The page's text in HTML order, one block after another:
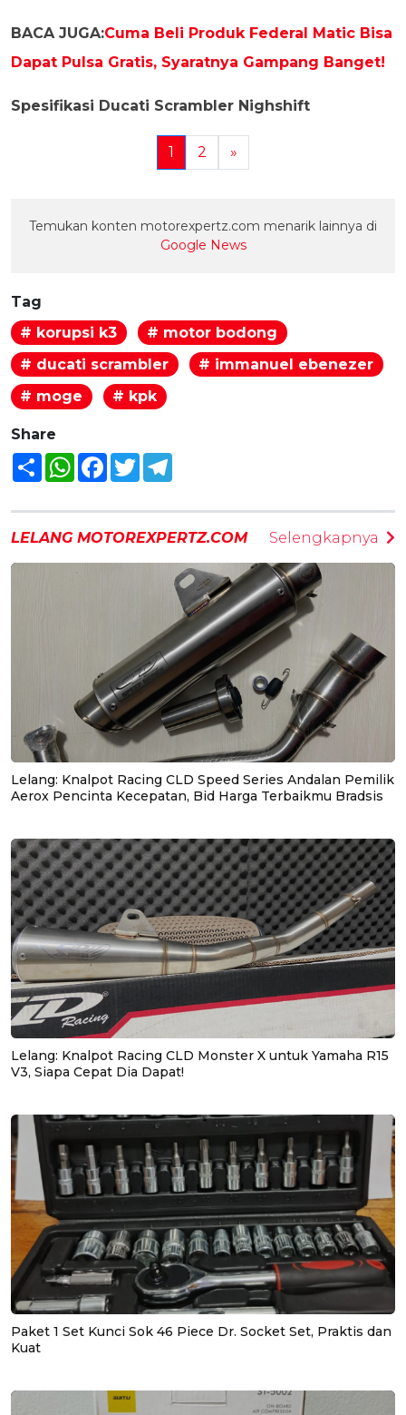
BACA JUGA:Cuma Beli Produk Federal Matic Bisa
Dapat Pulsa Gratis, Syaratnya Gampang Banget!
Spesifikasi Ducati Scrambler Nighshift
1 2 »
Temukan konten motorexpertz.com menarik lainnya di
Google News
Tag
# korupsi k3
# motor bodong
# ducati scrambler
# immanuel ebenezer
# moge
# kpk
Share
Share WhatsAppFacebook
Twitter
LELANG MOTOREXPERTZ.COM Selengkapnya
Lelang: Knalpot Racing CLD Speed Series Andalan Pemilik
Aerox Pencinta Kecepatan, Bid Harga Terbaikmu Bradsis
Lelang: Knalpot Racing CLD Monster X untuk Yamaha R15
V3, Siapa Cepat Dia Dapat!
Paket 1 Set Kunci Sok 46 Piece Dr. Socket Set, Praktis dan
Kuat